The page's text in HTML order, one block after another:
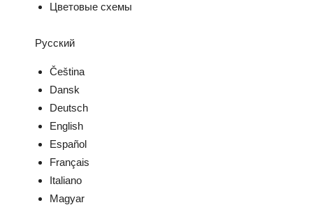
Цветовые схемы
Русский
Čeština
Dansk
Deutsch
English
Español
Français
Italiano
Magyar